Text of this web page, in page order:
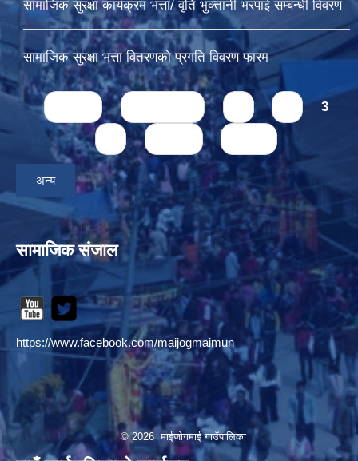
सामाजिक सुरक्षा कार्यक्रम भत्ता/ वृति भुक्तानी भरपाई सम्बन्धी विवरण
सामाजिक सुरक्षा भत्ता वितरणको प्रगति विवरण फारम
Pages 3
अन्य
सामाजिक संजाल
https://www.facebook.com/maijogmaimun
© 2026 माईजोगमाई गाउँपालिका